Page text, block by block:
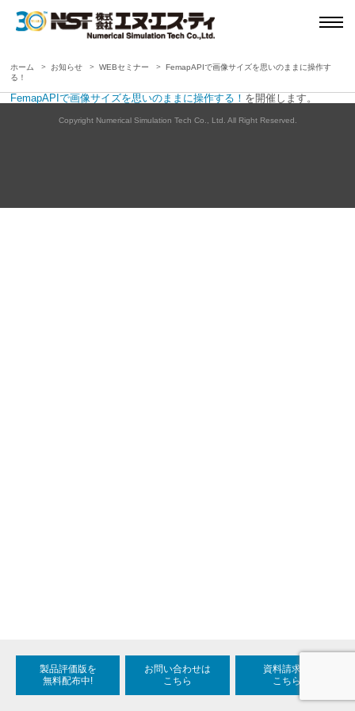
ホーム お知らせ WEBセミナー
FemapAPIで画像サイズを思いのままに操作す
る！
FemapAPIで画像サイズを思いのままに操作する！ を開催します。
Copyright Numerical Simulation Tech Co., Ltd. All Right Reserved.
製品評価版を
無料配布中!
お問い合わせは
こちら
資料請求は
こちら